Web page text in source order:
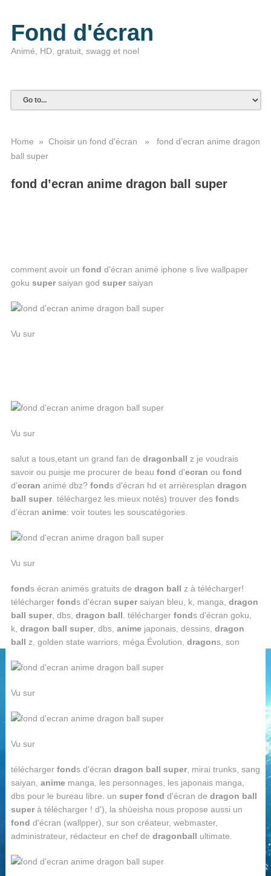
Fond d'écran
Animé, HD, gratuit, swagg et noel
Home » Choisir un fond d'écran » fond d’ecran anime dragon
ball super
fond d’ecran anime dragon ball super
comment avoir un fond d'écran animé iphone s live wallpaper
goku supersaiyan god supersaiyan
Vu sur
Vu sur
salut a tous,etant un grand fan de dragonball z je voudrais
savoir ou puisje me procurer de beau fond d'ecran ou fond
d'ecran animé dbz? fonds d'écran hd et arrièresplan dragon
ball super. téléchargez les mieux notés) trouver des fonds
d'écran anime: voir toutes les souscatégories.
Vu sur
fonds écran animés gratuits de dragon ball z à télécharger!
télécharger fonds d'écran supersaiyan bleu, k, manga, dragon
ball super, dbs, dragon ball . télécharger fonds d'écran goku,
k, dragon ball super, dbs, animejaponais, dessins, dragon
ball z, golden state warriors, méga Évolution, dragons, son
Vu sur
Vu sur
télécharger fonds d'écran dragon ball super, mirai trunks, sang
saiyan, animemanga, les personnages, les japonais manga,
dbs pour le bureau libre. un super fond d'écran de dragon ball
superà télécharger ! d'), la shūeisha nous propose aussi un
fond d'écran (wallpper), sur son créateur, webmaster,
administrateur, rédacteur en chef de dragonball ultimate.